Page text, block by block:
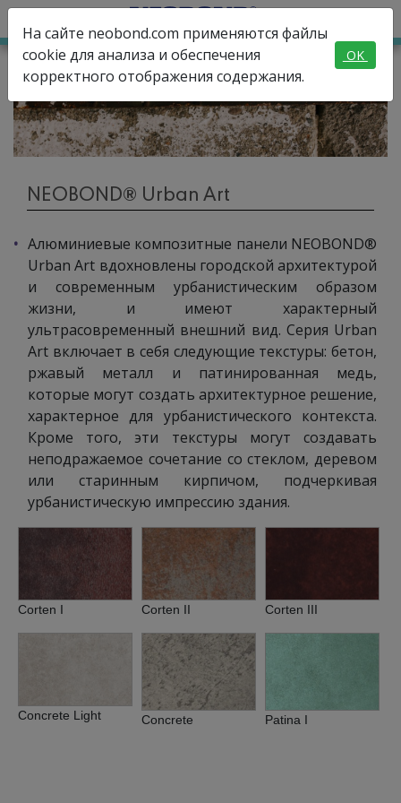
NEOBOND® Urban Art
Алюминиевые композитные панели NEOBOND®
Urban Art вдохновлены городской архитектурой
и современным урбанистическим образом
жизни, и имеют характерный
ультрасовременный внешний вид. Серия Urban
Art включает в себя следующие текстуры: бетон,
ржавый металл и патинированная медь,
которые могут создать архитектурное решение,
характерное для урбанистического контекста.
Кроме того, эти текстуры могут создавать
неподражаемое сочетание со стеклом, деревом
или старинным кирпичом, подчеркивая
урбанистическую импрессию здания.
Corten I Corten II Corten III
Concrete Light Concrete Patina I
На сайте neobond.com применяются файлы
cookie для анализа и обеспечения
корректного отображения содержания.
OK